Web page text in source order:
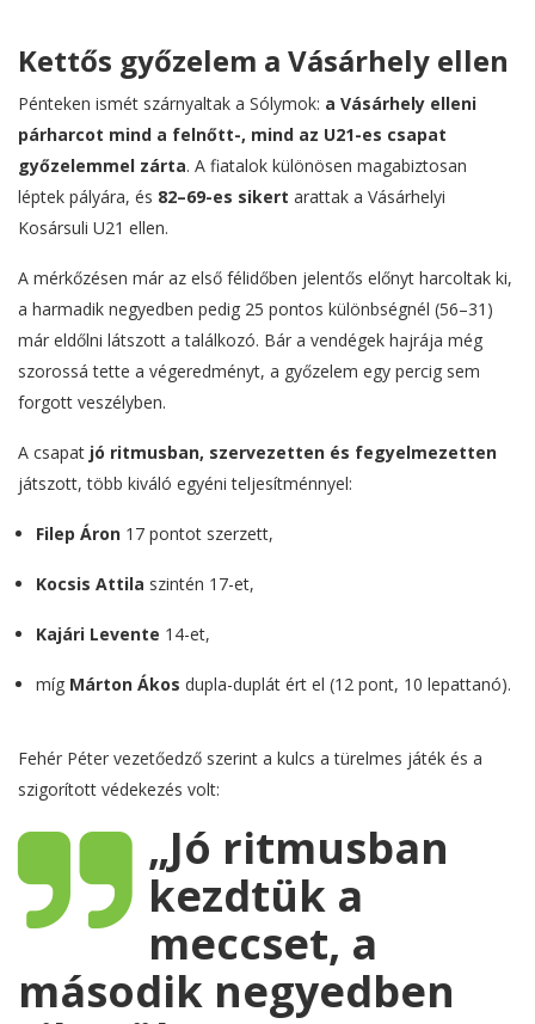
Kettős győzelem a Vásárhely ellen
Pénteken ismét szárnyaltak a Sólymok: a Vásárhely elleni
párharcot mind a felnőtt-, mind az U21-es csapat
győzelemmel zárta. A fiatalok különösen magabiztosan
léptek pályára, és 82–69-es sikert arattak a Vásárhelyi
Kosársuli U21 ellen.
A mérkőzésen már az első félidőben jelentős előnyt harcoltak ki,
a harmadik negyedben pedig 25 pontos különbségnél (56–31)
már eldőlni látszott a találkozó. Bár a vendégek hajrája még
szorossá tette a végeredményt, a győzelem egy percig sem
forgott veszélyben.
A csapat jó ritmusban, szervezetten és fegyelmezetten
játszott, több kiváló egyéni teljesítménnyel:
Filep Áron 17 pontot szerzett,
Kocsis Attila szintén 17-et,
Kajári Levente 14-et,
míg Márton Ákos dupla-duplát ért el (12 pont, 10 lepattanó).
Fehér Péter vezetőedző szerint a kulcs a türelmes játék és a
szigorított védekezés volt:
„Jó ritmusban
kezdtük a
meccset, a
második negyedben